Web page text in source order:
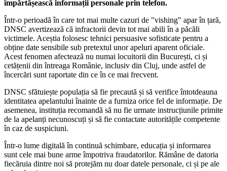
împărtășească informații personale prin telefon.
Într-o perioadă în care tot mai multe cazuri de "vishing" apar în țară,
DNSC avertizează că infractorii devin tot mai abili în a păcăli
victimele. Aceștia folosesc tehnici persuasive sofisticate pentru a
obține date sensibile sub pretextul unor apeluri aparent oficiale.
Acest fenomen afectează nu numai locuitorii din București, ci și
cetățenii din întreaga Românie, inclusiv din Cluj, unde astfel de
încercări sunt raportate din ce în ce mai frecvent.
DNSC sfătuiește populația să fie precaută și să verifice întotdeauna
identitatea apelantului înainte de a furniza orice fel de informație. De
asemenea, instituția recomandă să nu fie urmate instrucțiunile primite
de la apelanți necunoscuți și să fie contactate autoritățile competente
în caz de suspiciuni.
Într-o lume digitală în continuă schimbare, educația și informarea
sunt cele mai bune arme împotriva fraudatorilor. Rămâne de datoria
fiecăruia dintre noi să protejăm nu doar datele personale, ci și pe ale